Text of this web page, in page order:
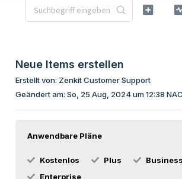
Neue Items erstellen
Erstellt von: Zenkit Customer Support
Geändert am: So, 25 Aug, 2024 um 12:38
Anwendbare Pläne
Kostenlos Plus
Business
Enterprise